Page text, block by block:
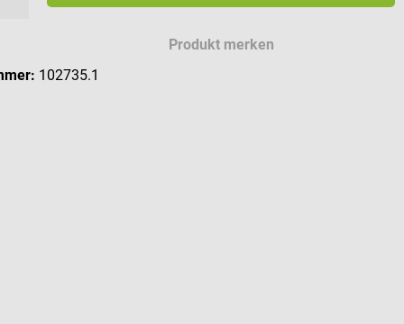
Produkt merken
102735.1